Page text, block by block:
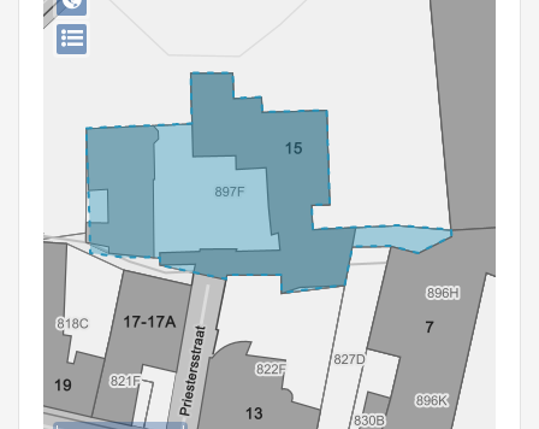
Downloads